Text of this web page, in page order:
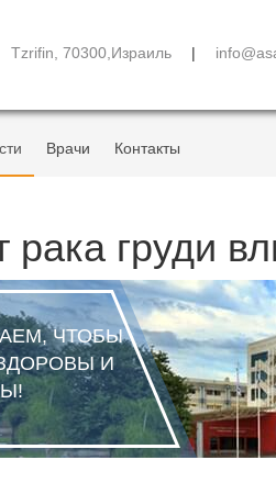
Tzrifin, 70300,Израиль |
Врачи Контакты
рака груди
ЧТОБЫ
И